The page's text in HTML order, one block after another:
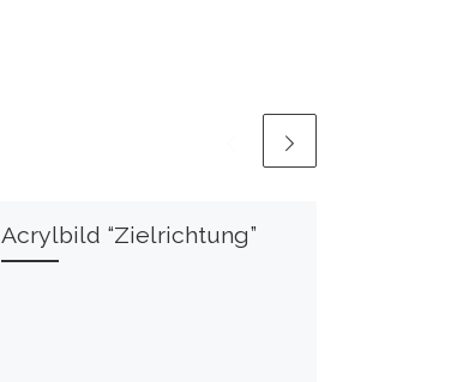
Acrylbild “Zielrichtung”